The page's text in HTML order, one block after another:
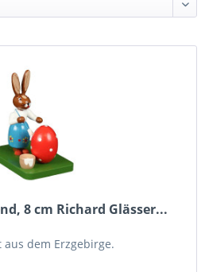
8 cm Richard Glässer...
dem Erzgebirge.